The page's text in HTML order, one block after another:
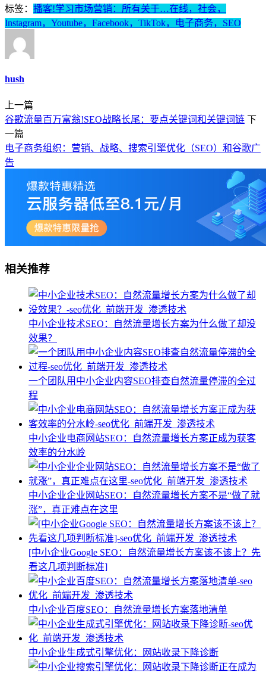
标签： 播客!学习市场营销：所有关于…在线，社会，
Instagram，Youtube，Facebook，TikTok，电子商务，SEO
hush
上一篇
谷歌流量百万富翁!SEO战略长尾：要点关键词和关键词链 下
一篇
电子商务组织：营销、战略、搜索引擎优化（SEO）和谷歌广
告
相关推荐
中小企业技术SEO：自然流量增长方案为什么做了却没
效果？
一个团队用中小企业内容SEO排查自然流量停滞的全过
程
中小企业电商网站SEO：自然流量增长方案正成为获客
效率的分水岭
中小企业企业网站SEO：自然流量增长方案不是“做了就
涨”，真正难点在这里
[中小企业Google SEO：自然流量增长方案该不该上？先
看这几项判断标准]
中小企业百度SEO：自然流量增长方案落地清单
中小企业生成式引擎优化：网站收录下降诊断